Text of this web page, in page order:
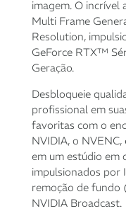
10x de R$
com juros
11x de
12x de R$
com juros
imagem. O incrível
Multi Frame
Resolution,
GeForce RTX™
Geração.
Desbloqueie
profissional em
favoritas com o
NVIDIA, o
em um estúdio em
impulsionados por
remoção de fundo
NVIDIA Broadcast.